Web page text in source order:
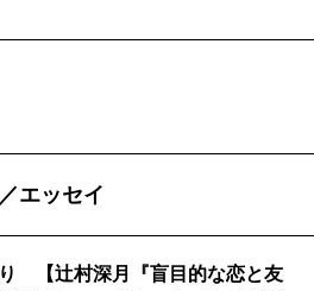
エッセイ
【辻村深月『盲目的な恋と友